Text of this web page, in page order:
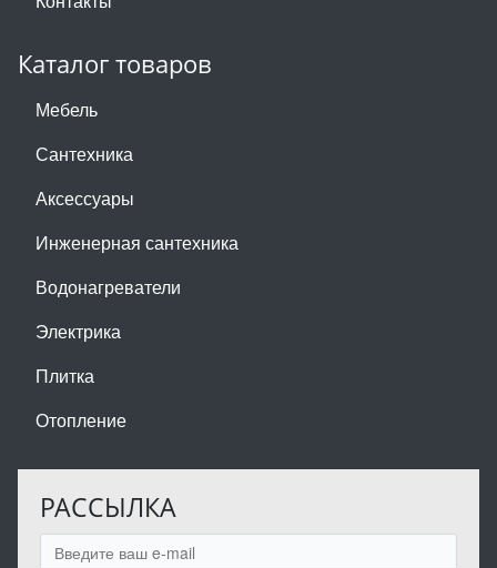
Каталог товаров
Мебель
Сантехника
Аксессуары
Инженерная сантехника
Водонагреватели
Электрика
Плитка
Отопление
РАССЫЛКА